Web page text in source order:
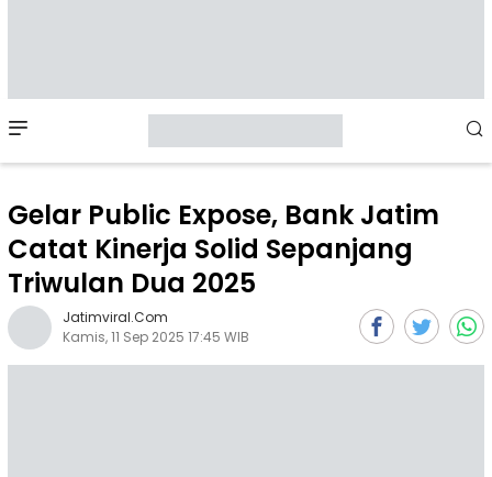
Menu
Gelar Public Expose, Bank Jatim
Catat Kinerja Solid Sepanjang
Triwulan Dua 2025
Jatimviral.com
Kamis, 11 Sep 2025 17:45 WIB